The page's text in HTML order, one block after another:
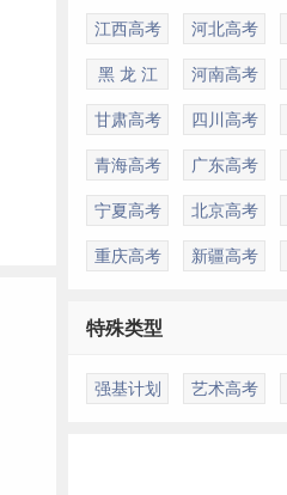
江西高考 河北高考
黑 龙 江 河南高考
甘肃高考 四川高考
青海高考 广东高考
宁夏高考 北京高考
重庆高考 新疆高考
特殊类型
强基计划 艺术高考